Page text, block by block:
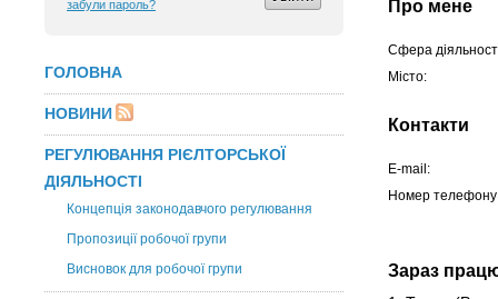
забули пароль?
ГОЛОВНА
НОВИНИ
РЕГУЛЮВАННЯ РІЄЛТОРСЬКОЇ
ДІЯЛЬНОСТІ
Концепція законодавчого регулювання
Пропозиції робочої групи
Висновок для робочої групи
Про мене
Сфера
Місто:
Контакти
E-mail:
Номер
Зараз